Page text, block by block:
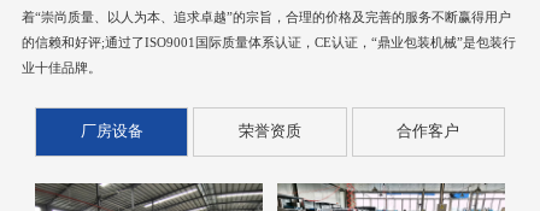
着“崇尚质量、以人为本、追求卓越”的宗旨，合理的价格及完善的服务不断赢得用户
的信赖和好评;通过了ISO9001国际质量体系认证，CE认证，“鼎业包装机械”是包装行
业十佳品牌。
厂房设备 荣誉资质 合作客户